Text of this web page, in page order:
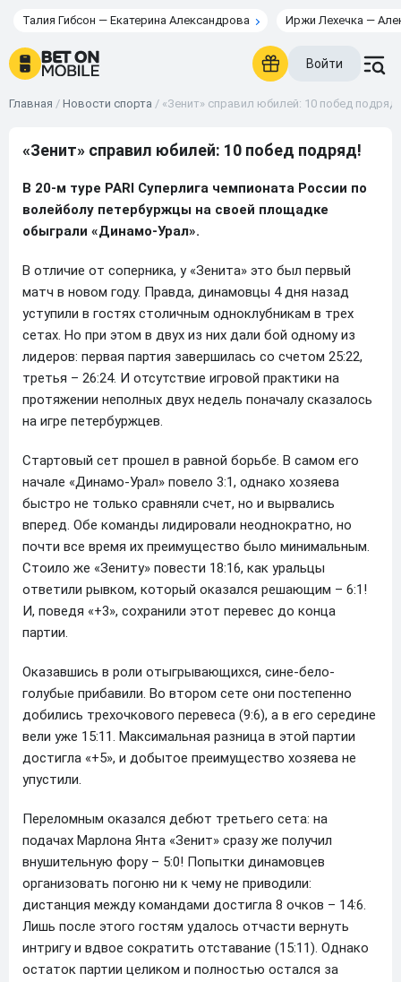
Талия Гибсон — Екатерина Александрова Иржи Лехечка —
Войти
Главная / Новости спорта / «Зенит» справил юбилей: 10 побед подряд!
«Зенит» справил юбилей: 10 побед подряд!
В 20-м туре PARI Суперлига чемпионата России по
волейболу петербуржцы на своей площадке
обыграли «Динамо-Урал».
В отличие от соперника, у «Зенита» это был первый
матч в новом году. Правда, динамовцы 4 дня назад
уступили в гостях столичным одноклубникам в трех
сетах. Но при этом в двух из них дали бой одному из
лидеров: первая партия завершилась со счетом 25:22,
третья – 26:24. И отсутствие игровой практики на
протяжении неполных двух недель поначалу сказалось
на игре петербуржцев.
Стартовый сет прошел в равной борьбе. В самом его
начале «Динамо-Урал» повело 3:1, однако хозяева
быстро не только сравняли счет, но и вырвались
вперед. Обе команды лидировали неоднократно, но
почти все время их преимущество было минимальным.
Стоило же «Зениту» повести 18:16, как уральцы
ответили рывком, который оказался решающим – 6:1!
И, поведя «+3», сохранили этот перевес до конца
партии.
Оказавшись в роли отыгрывающихся, сине-бело-
голубые прибавили. Во втором сете они постепенно
добились трехочкового перевеса (9:6), а в его середине
вели уже 15:11. Максимальная разница в этой партии
достигла «+5», и добытое преимущество хозяева не
упустили.
Переломным оказался дебют третьего сета: на
подачах Марлона Янта «Зенит» сразу же получил
внушительную фору – 5:0! Попытки динамовцев
организовать погоню ни к чему не приводили:
дистанция между командами достигла 8 очков – 14:6.
Лишь после этого гостям удалось отчасти вернуть
интригу и вдвое сократить отставание (15:11). Однако
остаток партии целиком и полностью остался за